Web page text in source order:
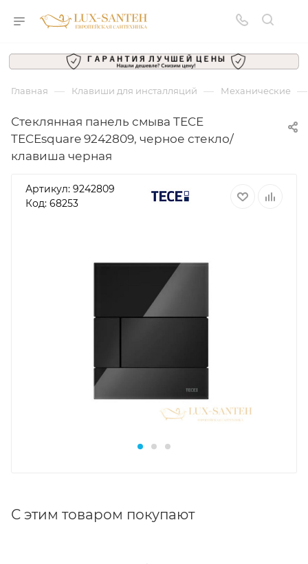
Главная — Клавиши для инсталляций — Механические —
Стеклянная панель смыва TECE
TECEsquare 9242809, черное стекло/
клавиша черная
Артикул: 9242809
Код: 68253
С этим товаром покупают